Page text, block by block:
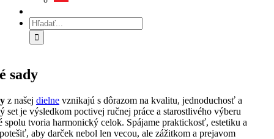
Hľadať:
sady
z našej dielne vznikajú s dôrazom na kvalitu, jednoduchosť a
set je výsledkom poctivej ručnej práce a starostlivého výberu
spolu tvoria harmonický celok. Spájame praktickosť, estetiku a
aby darček nebol len vecou, ale zážitkom a prejavom